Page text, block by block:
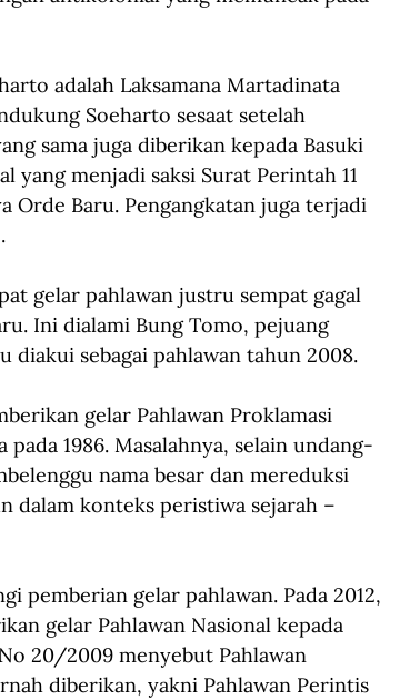
adalah Laksamana Martadinata
Soeharto sesaat setelah
sama juga diberikan kepada Basuki
yang menjadi saksi Surat Perintah 11
Orde Baru. Pengangkatan juga terjadi
gelar pahlawan justru sempat gagal
Ini dialami Bung Tomo, pejuang
diakui sebagai pahlawan tahun 2008.
gelar Pahlawan Proklamasi
1986. Masalahnya, selain undang-
nama besar dan mereduksi
dalam konteks peristiwa sejarah –
pemberian gelar pahlawan. Pada 2012,
gelar Pahlawan Nasional kepada
20/2009 menyebut Pahlawan
diberikan, yakni Pahlawan Perintis